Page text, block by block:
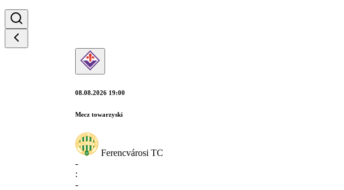
08.08.2026 19:00
Mecz towarzyski
Ferencvárosi TC
-
:
-